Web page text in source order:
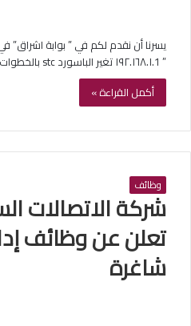
يسرنا أن نقدم لكم في ” بوابة
” ١٩٢.١٦٨.١.1 تغير الباسورد stc بالخطوات ” علما…
أكمل القراءة »
وظائف
تعلن عن وظائف
شاغرة